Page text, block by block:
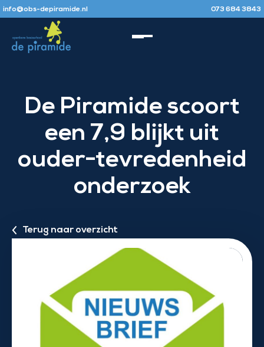
info@obs-depiramide.nl 073 684 3843
De Piramide scoort
een 7,9 blijkt uit
ouder-tevredenheid
onderzoek
Terug naar overzicht